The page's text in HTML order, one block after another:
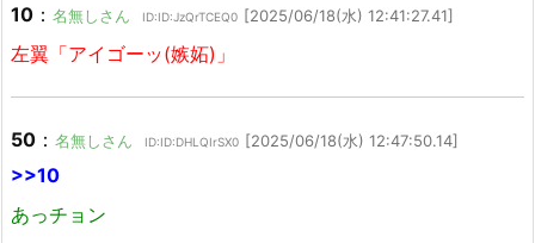
10 ： 名無しさん ID:ID:JzQrTCEQ0 [2025/06/18(水) 12:41:27.41]
左翼「アイゴーッ(嫉妬)」
50 ： 名無しさん ID:ID:DHLQIrSX0 [2025/06/18(水) 12:47:50.14]
>>10
あっチョン